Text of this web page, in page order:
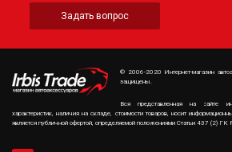
Задать вопрос
© 2006-2020 Интернет-магазин
защищены.
Вся представленная на сайте
характеристик, наличия на складе, стоимости товаров, носит
является публичной офертой, определяемой положениями Статьи 437 (2) ГК